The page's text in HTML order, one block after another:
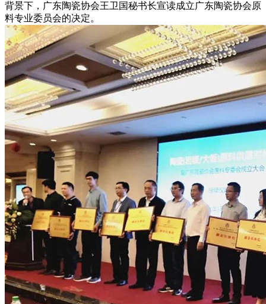
背景下，广东陶瓷协会王卫国秘书长宣读成立广东陶瓷协会原
料专业委员会的决定。